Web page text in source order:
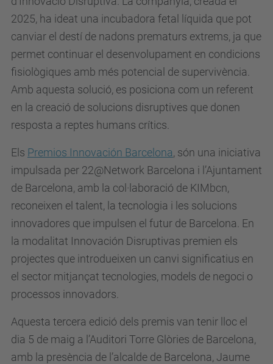
2025, ha ideat una incubadora fetal líquida que pot
canviar el destí de nadons prematurs extrems, ja que
permet continuar el desenvolupament en condicions
fisiològiques amb més potencial de supervivència.
Amb aquesta solució, es posiciona com un referent
en la creació de solucions disruptives que donen
resposta a reptes humans crítics.
Els Premios Innovación Barcelona, són una iniciativa
impulsada per 22@Network Barcelona i l’Ajuntament
de Barcelona, amb la col·laboració de KIMbcn,
reconeixen el talent, la tecnologia i les solucions
innovadores que impulsen el futur de Barcelona. En
la modalitat Innovación Disruptivas premien els
projectes que introdueixen un canvi significatius en
el sector mitjançat tecnologies, models de negoci o
processos innovadors.
Aquesta tercera edició dels premis van tenir lloc el
dia 5 de maig a l’Auditori Torre Glòries de Barcelona,
amb la presència de l’alcalde de Barcelona, Jaume